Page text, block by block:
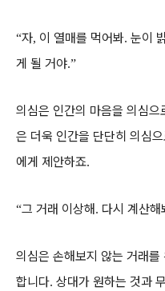
“자, 이 열매를 먹어봐. 눈이
게 될 거야.”
의심은 인간의 마음을 의심으
은 더욱 인간을 단단히 의심
에게 제안하죠.
“그 거래 이상해. 다시 계산해
의심은 손해보지 않는 거래
합니다. 상대가 원하는 것과